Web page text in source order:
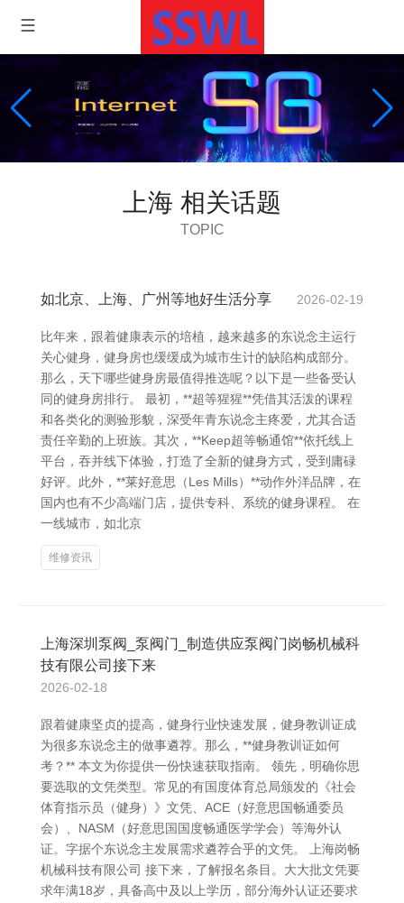
上海 相关话题
TOPIC
如北京、上海、广州等地好生活分享 2026-02-19
比年来，跟着健康表示的培植，越来越多的东说念主运行
关心健身，健身房也缓缓成为城市生计的缺陷构成部分。
那么，天下哪些健身房最值得推选呢？以下是一些备受认
同的健身房排行。 最初，**超等猩猩**凭借其活泼的课程
和各类化的测验形貌，深受年青东说念主疼爱，尤其合适
责任辛勤的上班族。其次，**Keep超等畅通馆**依托线上
平台，吞并线下体验，打造了全新的健身方式，受到庸碌
好评。此外，**莱好意思（Les Mills）**动作外洋品牌，在
国内也有不少高端门店，提供专科、系统的健身课程。 在
一线城市，如北京
维修资讯
上海深圳泵阀_泵阀门_制造供应泵阀门岗畅机械科
技有限公司接下来
2026-02-18
跟着健康坚贞的提高，健身行业快速发展，健身教训证成
为很多东说念主的做事遴荐。那么，**健身教训证如何
考？** 本文为你提供一份快速获取指南。 领先，明确你思
要选取的文凭类型。常见的有国度体育总局颁发的《社会
体育指示员（健身）》文凭、ACE（好意思国畅通委员
会）、NASM（好意思国国度畅通医学学会）等海外认
证。字据个东说念主发展需求遴荐合乎的文凭。 上海岗畅
机械科技有限公司 接下来，了解报名条目。大大批文凭要
求年满18岁，具备高中及以上学历，部分海外认证还要求